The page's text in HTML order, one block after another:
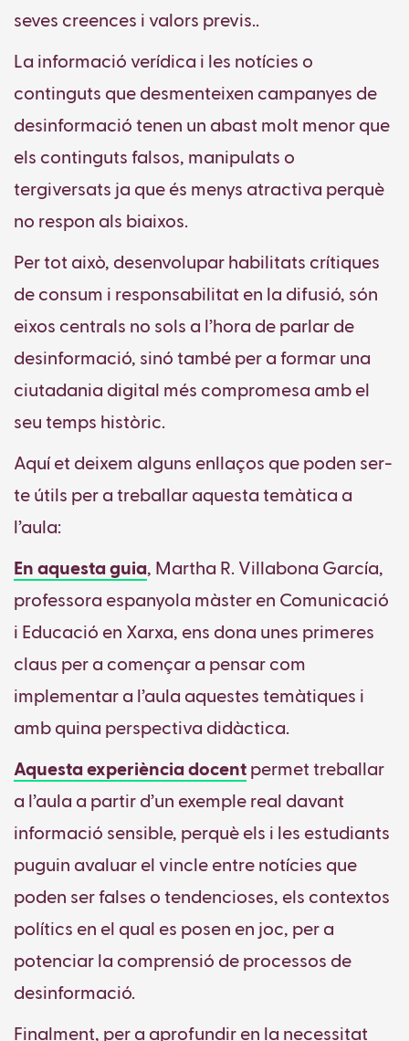
seves creences i valors previs..
La informació verídica i les notícies o
continguts que desmenteixen campanyes de
desinformació tenen un abast molt menor que
els continguts falsos, manipulats o
tergiversats ja que és menys atractiva perquè
no respon als biaixos.
Per tot això, desenvolupar habilitats crítiques
de consum i responsabilitat en la difusió, són
eixos centrals no sols a l’hora de parlar de
desinformació, sinó també per a formar una
ciutadania digital més compromesa amb el
seu temps històric.
Aquí et deixem alguns enllaços que poden ser-
te útils per a treballar aquesta temàtica a
l’aula:
En aquesta guia, Martha R. Villabona García,
professora espanyola màster en Comunicació
i Educació en Xarxa, ens dona unes primeres
claus per a començar a pensar com
implementar a l’aula aquestes temàtiques i
amb quina perspectiva didàctica.
Aquesta experiència docent permet treballar
a l’aula a partir d’un exemple real davant
informació sensible, perquè els i les estudiants
puguin avaluar el vincle entre notícies que
poden ser falses o tendencioses, els contextos
polítics en el qual es posen en joc, per a
potenciar la comprensió de processos de
desinformació.
Finalment, per a aprofundir en la necessitat